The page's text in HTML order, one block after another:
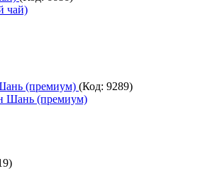
(премиум) (Код: 9289)
)